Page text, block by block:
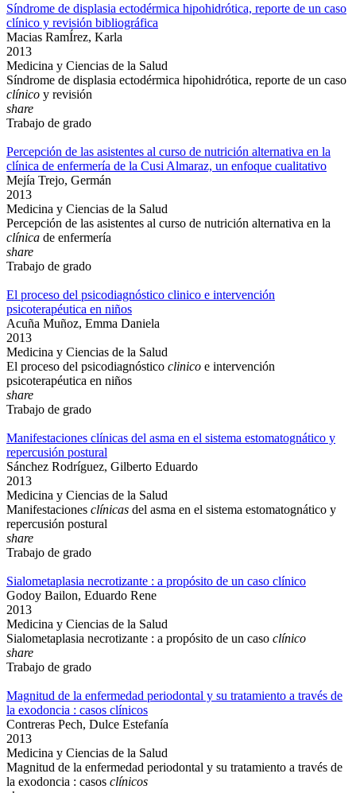
Síndrome de displasia ectodérmica hipohidrótica, reporte de un caso
clínico y revisión bibliográfica
Macias RamÍrez, Karla
2013
Medicina y Ciencias de la Salud
Síndrome de displasia ectodérmica hipohidrótica, reporte de un caso
clínico y revisión
share
Trabajo de grado
Percepción de las asistentes al curso de nutrición alternativa en la
clínica de enfermería de la Cusi Almaraz, un enfoque cualitativo
Mejía Trejo, Germán
2013
Medicina y Ciencias de la Salud
Percepción de las asistentes al curso de nutrición alternativa en la
clínica de enfermería
share
Trabajo de grado
El proceso del psicodiagnóstico clinico e intervención
psicoterapéutica en niños
Acuña Muñoz, Emma Daniela
2013
Medicina y Ciencias de la Salud
El proceso del psicodiagnóstico clinico e intervención
psicoterapéutica en niños
share
Trabajo de grado
Manifestaciones clínicas del asma en el sistema estomatognático y
repercusión postural
Sánchez Rodríguez, Gilberto Eduardo
2013
Medicina y Ciencias de la Salud
Manifestaciones clínicas del asma en el sistema estomatognático y
repercusión postural
share
Trabajo de grado
Sialometaplasia necrotizante : a propósito de un caso clínico
Godoy Bailon, Eduardo Rene
2013
Medicina y Ciencias de la Salud
Sialometaplasia necrotizante : a propósito de un caso clínico
share
Trabajo de grado
Magnitud de la enfermedad periodontal y su tratamiento a través de
la exodoncia : casos clínicos
Contreras Pech, Dulce Estefanía
2013
Medicina y Ciencias de la Salud
Magnitud de la enfermedad periodontal y su tratamiento a través de
la exodoncia : casos clínicos